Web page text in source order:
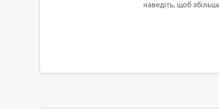
наведіть, щоб